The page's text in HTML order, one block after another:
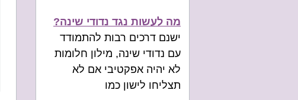
מה לעשות נגד נדודי שינה?
ישנם דרכים רבות להתמודד
עם נדודי שינה, מילון חלומות
לא יהיה אפקטיבי אם לא
תצליחו לישון כמו